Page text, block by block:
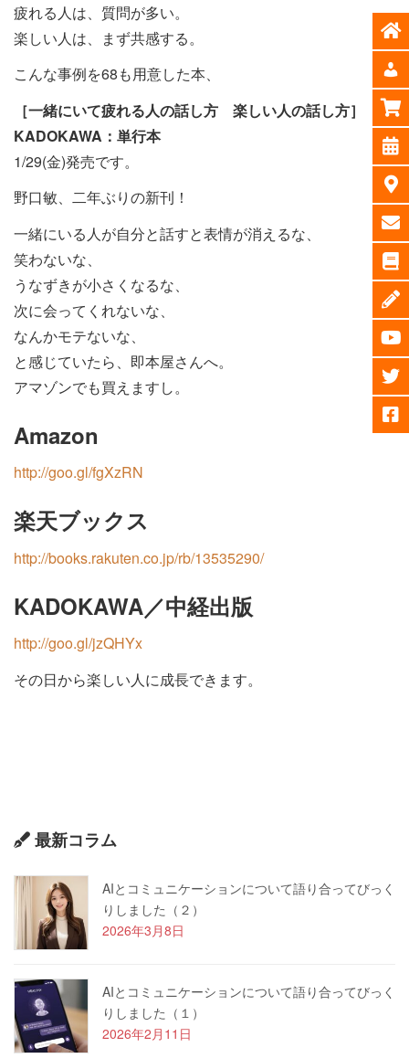
疲れる人は、質問が多い。
楽しい人は、まず共感する。
こんな事例を68も用意した本、
［一緒にいて疲れる人の話し方 楽しい人の話し方］
KADOKAWA：単行本
1/29(金)発売です。
野口敏、二年ぶりの新刊！
一緒にいる人が自分と話すと表情が消えるな、
笑わないな、
うなずきが小さくなるな、
次に会ってくれないな、
なんかモテないな、
と感じていたら、即本屋さんへ。
アマゾンでも買えますし。
Amazon
http://goo.gl/fgXzRN
楽天ブックス
http://books.rakuten.co.jp/rb/13535290/
KADOKAWA／中経出版
http://goo.gl/jzQHYx
その日から楽しい人に成長できます。
最新コラム
AIとコミュニケーションについて語り合ってびっく
りしました（２）
2026年3月8日
AIとコミュニケーションについて語り合ってびっく
りしました（１）
2026年2月11日